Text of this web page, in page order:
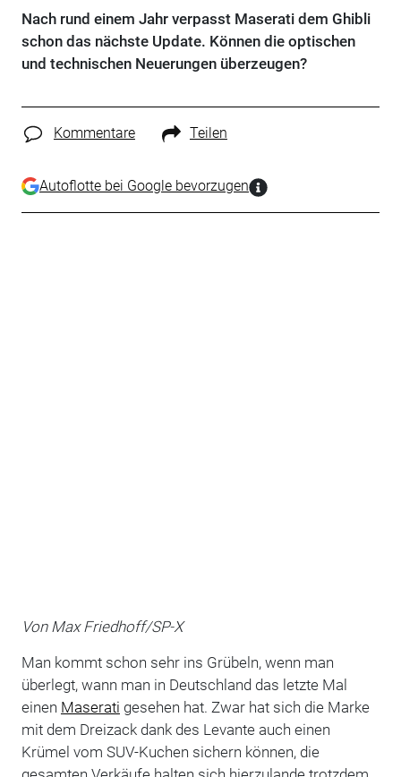
Nach rund einem Jahr verpasst Maserati dem Ghibli
schon das nächste Update. Können die optischen
und technischen Neuerungen überzeugen?
Kommentare Teilen
Autoflotte bei Google bevorzugen
Von Max Friedhoff/SP-X
Man kommt schon sehr ins Grübeln, wenn man
überlegt, wann man in Deutschland das letzte Mal
einen Maserati gesehen hat. Zwar hat sich die Marke
mit dem Dreizack dank des Levante auch einen
Krümel vom SUV-Kuchen sichern können, die